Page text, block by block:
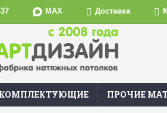
MAX Доставка
КОМПЛЕКТУЮЩИЕ ПРОЧИЕ